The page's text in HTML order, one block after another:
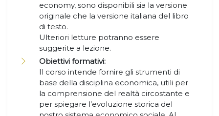
economy, sono disponibili sia la versione
originale che la versione italiana del libro
di testo.
Ulteriori letture potranno essere
suggerite a lezione.
Obiettivi formativi:
Il corso intende fornire gli strumenti di
base della disciplina economica, utili per
la comprensione del realtà circostante e
per spiegare l’evoluzione storica del